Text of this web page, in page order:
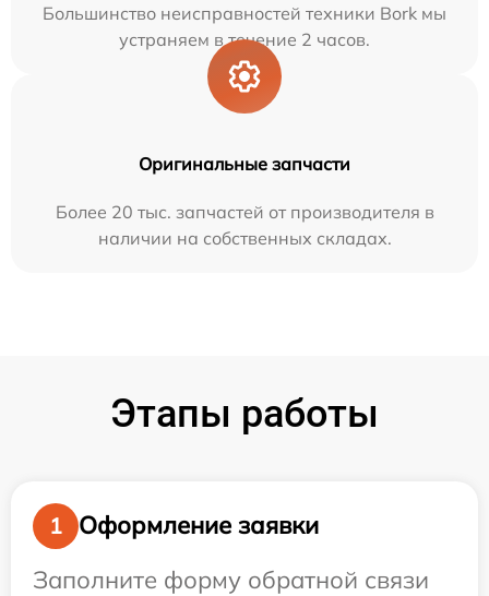
Большинство неисправностей техники Bork мы
устраняем в течение 2 часов.
Оригинальные запчасти
Более 20 тыс. запчастей от производителя в
наличии на собственных складах.
Этапы работы
1
Оформление заявки
Заполните форму обратной связи